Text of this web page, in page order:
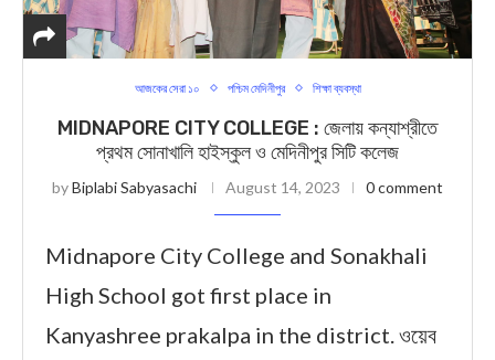
আজকের সেরা ১০ পশ্চিম মেদিনীপুর শিক্ষা ব্যবস্থা
MIDNAPORE CITY COLLEGE : জেলায় কন্যাশ্রীতে
প্রথম সোনাখালি হাইস্কুল ও মেদিনীপুর সিটি কলেজ
byBiplabi Sabyasachi August 14, 2023 0 comment
Midnapore City College and Sonakhali
High School got first place in
Kanyashree prakalpa in the district. ওয়েব